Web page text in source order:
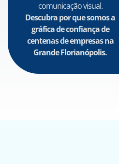
comunicação visual.
Descubra por que somos a
gráfica de confiança de
centenas de empresas na
Grande Florianópolis.